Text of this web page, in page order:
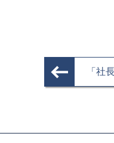
「社